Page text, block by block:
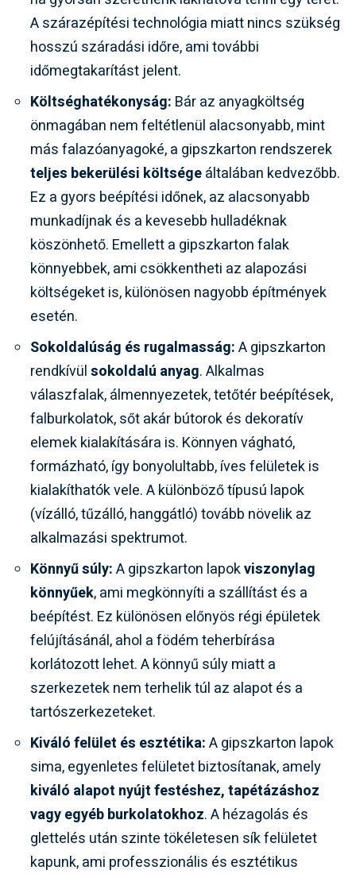
A szárazépítési technológia miatt nincs szükség
hosszú száradási időre, ami további
időmegtakarítást jelent.
Költséghatékonyság: Bár az anyagköltség
önmagában nem feltétlenül alacsonyabb, mint
más falazóanyagoké, a gipszkarton rendszerek
teljes bekerülési költségeáltalában kedvezőbb.
Ez a gyors beépítési időnek, az alacsonyabb
munkadíjnak és a kevesebb hulladéknak
köszönhető. Emellett a gipszkarton falak
könnyebbek, ami csökkentheti az alapozási
költségeket is, különösen nagyobb építmények
esetén.
Sokoldalúság és rugalmasság:A gipszkarton
rendkívülsokoldalú anyag. Alkalmas
válaszfalak, álmennyezetek, tetőtér beépítések,
falburkolatok, sőt akár bútorok és dekoratív
elemek kialakítására is. Könnyen vágható,
formázható, így bonyolultabb, íves felületek is
kialakíthatók vele. A különböző típusú lapok
(vízálló, tűzálló, hanggátló) tovább növelik az
alkalmazási spektrumot.
Könnyű súly:A gipszkarton lapokviszonylag
könnyűek, ami megkönnyíti a szállítást és a
beépítést. Ez különösen előnyös régi épületek
felújításánál, ahol a födém teherbírása
korlátozott lehet. A könnyű súly miatt a
szerkezetek nem terhelik túl az alapot és a
tartószerkezeteket.
Kiváló felület és esztétika:A gipszkarton lapok
sima, egyenletes felületet biztosítanak, amely
kiváló alapot nyújt festéshez, tapétázáshoz
vagy egyéb burkolatokhoz. A hézagolás és
glettelés után szinte tökéletesen sík felületet
kapunk, ami professzionális és esztétikus